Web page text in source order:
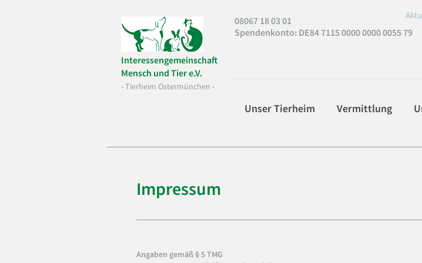
Interessengemeinschaft
Mensch und Tier e.V.
- Tierheim Ostermünchen -
08067 18 03 01
Spendenkonto: DE84 7115 0000 0000 0055 79
Unser Tierheim Vermittlung
Impressum
Angaben gemäß § 5 TMG